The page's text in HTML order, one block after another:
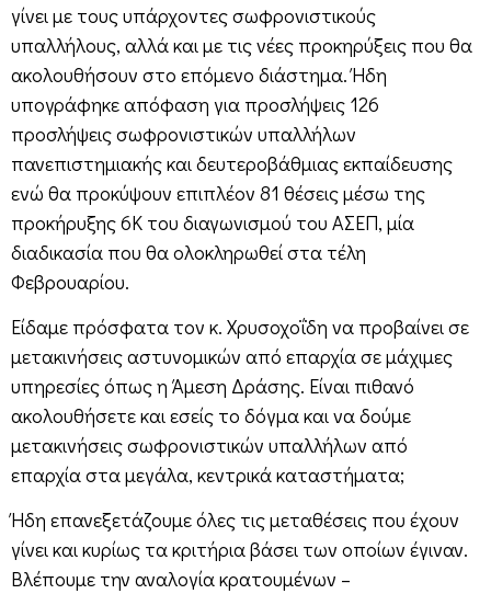
γίνει με τους υπάρχοντες σωφρονιστικούς
υπαλλήλους, αλλά και με τις νέες προκηρύξεις που θα
ακολουθήσουν στο επόμενο διάστημα. Ήδη
υπογράφηκε απόφαση για προσλήψεις 126
προσλήψεις σωφρονιστικών υπαλλήλων
πανεπιστημιακής και δευτεροβάθμιας εκπαίδευσης
ενώ θα προκύψουν επιπλέον 81 θέσεις μέσω της
προκήρυξης 6Κ του διαγωνισμού του ΑΣΕΠ, μία
διαδικασία που θα ολοκληρωθεί στα τέλη
Φεβρουαρίου.
Είδαμε πρόσφατα τον κ. Χρυσοχοΐδη να προβαίνει σε
μετακινήσεις αστυνομικών από επαρχία σε μάχιμες
υπηρεσίες όπως η Άμεση Δράσης. Είναι πιθανό
ακολουθήσετε και εσείς το δόγμα και να δούμε
μετακινήσεις σωφρονιστικών υπαλλήλων από
επαρχία στα μεγάλα, κεντρικά καταστήματα;
Ήδη επανεξετάζουμε όλες τις μεταθέσεις που έχουν
γίνει και κυρίως τα κριτήρια βάσει των οποίων έγιναν.
Βλέπουμε την αναλογία κρατουμένων –